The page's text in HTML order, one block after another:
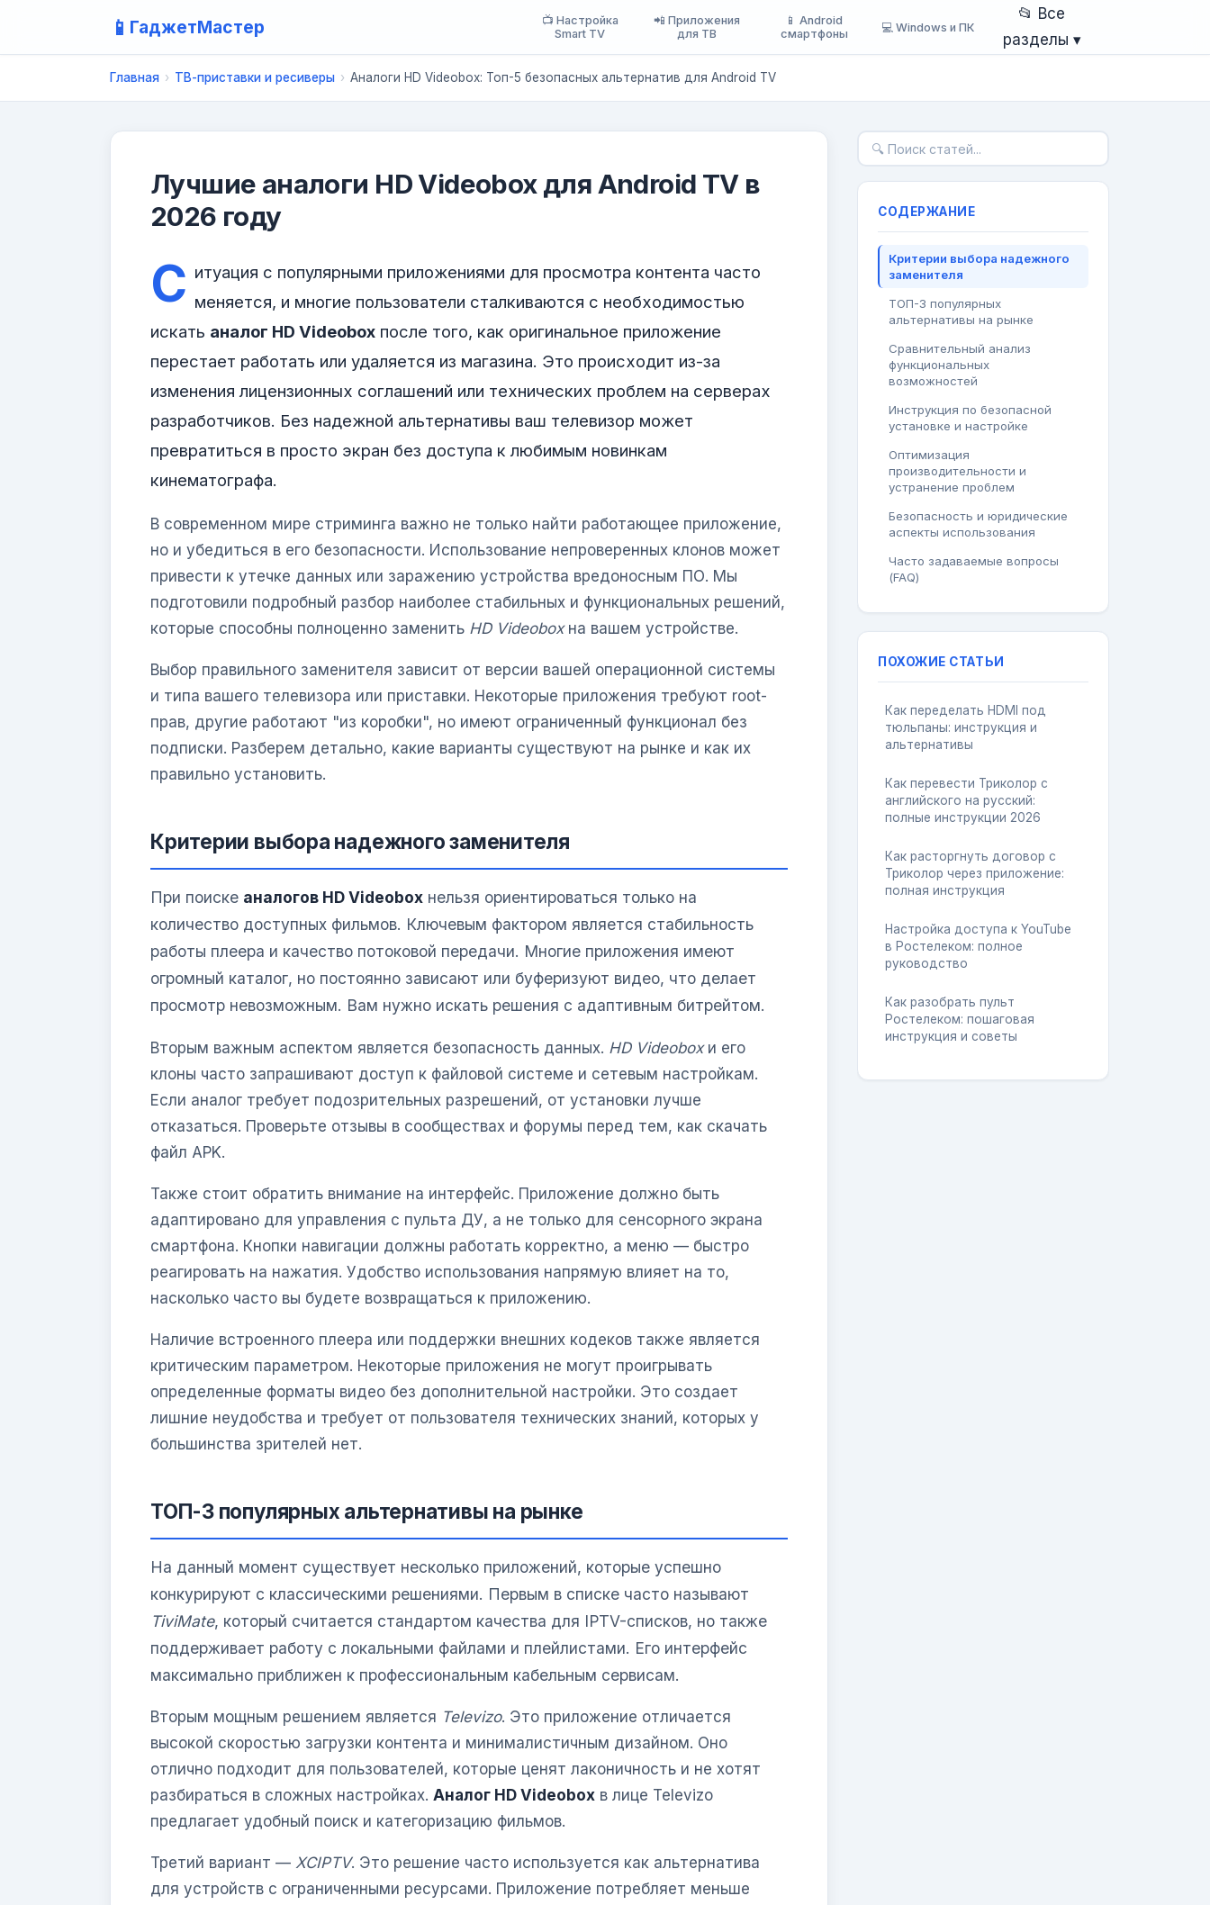
📱 ГаджетМастер
📺 Настройка
Smart TV
📲 Приложения
для ТВ
📱 Android
смартфоны
💻 Windows и ПК
📂 Все
разделы ▾
Главная › ТВ-приставки и ресиверы › Аналоги HD Videobox: Топ-5 безопасных альтернатив для Android TV
Лучшие аналоги HD Videobox для Android TV в
2026 году
С итуация с популярными приложениями для просмотра контента часто
меняется, и многие пользователи сталкиваются с необходимостью
искать аналог HD Videobox после того, как оригинальное приложение
перестает работать или удаляется из магазина. Это происходит из-за
изменения лицензионных соглашений или технических проблем на серверах
разработчиков. Без надежной альтернативы ваш телевизор может
превратиться в просто экран без доступа к любимым новинкам
кинематографа.
В современном мире стриминга важно не только найти работающее приложение,
но и убедиться в его безопасности. Использование непроверенных клонов может
привести к утечке данных или заражению устройства вредоносным ПО. Мы
подготовили подробный разбор наиболее стабильных и функциональных решений,
которые способны полноценно заменить HD Videoboxна вашем устройстве.
Выбор правильного заменителя зависит от версии вашей операционной системы
и типа вашего телевизора или приставки. Некоторые приложения требуют root-
прав, другие работают "из коробки", но имеют ограниченный функционал без
подписки. Разберем детально, какие варианты существуют на рынке и как их
правильно установить.
Критерии выбора надежного заменителя
При поиске аналогов HD Videobox нельзя ориентироваться только на
количество доступных фильмов. Ключевым фактором является стабильность
работы плеера и качество потоковой передачи. Многие приложения имеют
огромный каталог, но постоянно зависают или буферизуют видео, что делает
просмотр невозможным. Вам нужно искать решения с адаптивным битрейтом.
Вторым важным аспектом является безопасность данных. HD Videoboxи его
клоны часто запрашивают доступ к файловой системе и сетевым настройкам.
Если аналог требует подозрительных разрешений, от установки лучше
отказаться. Проверьте отзывы в сообществах и форумы перед тем, как скачать
файл APK.
Также стоит обратить внимание на интерфейс. Приложение должно быть
адаптировано для управления с пульта ДУ, а не только для сенсорного экрана
смартфона. Кнопки навигации должны работать корректно, а меню — быстро
реагировать на нажатия. Удобство использования напрямую влияет на то,
насколько часто вы будете возвращаться к приложению.
Наличие встроенного плеера или поддержки внешних кодеков также является
критическим параметром. Некоторые приложения не могут проигрывать
определенные форматы видео без дополнительной настройки. Это создает
лишние неудобства и требует от пользователя технических знаний, которых у
большинства зрителей нет.
ТОП-3 популярных альтернативы на рынке
На данный момент существует несколько приложений, которые успешно
конкурируют с классическими решениями. Первым в списке часто называют
TiviMate, который считается стандартом качества для IPTV-списков, но также
поддерживает работу с локальными файлами и плейлистами. Его интерфейс
максимально приближен к профессиональным кабельным сервисам.
Вторым мощным решением является Televizo. Это приложение отличается
высокой скоростью загрузки контента и минималистичным дизайном. Оно
отлично подходит для пользователей, которые ценят лаконичность и не хотят
разбираться в сложных настройках. Аналог HD Videobox в лице Televizo
предлагает удобный поиск и категоризацию фильмов.
Третий вариант — XCIPTV. Это решение часто используется как альтернатива
для устройств с ограниченными ресурсами. Приложение потребляет меньше
СОДЕРЖАНИЕ
Критерии выбора надежного
заменителя
ТОП-3 популярных
альтернативы на рынке
Сравнительный анализ
функциональных
возможностей
Инструкция по безопасной
установке и настройке
Оптимизация
производительности и
устранение проблем
Безопасность и юридические
аспекты использования
Часто задаваемые вопросы
(FAQ)
ПОХОЖИЕ СТАТЬИ
Как переделать HDMI под
тюльпаны: инструкция и
альтернативы
Как перевести Триколор с
английского на русский:
полные инструкции 2026
Как расторгнуть договор с
Триколор через приложение:
полная инструкция
Настройка доступа к YouTube
в Ростелеком: полное
руководство
Как разобрать пульт
Ростелеком: пошаговая
инструкция и советы